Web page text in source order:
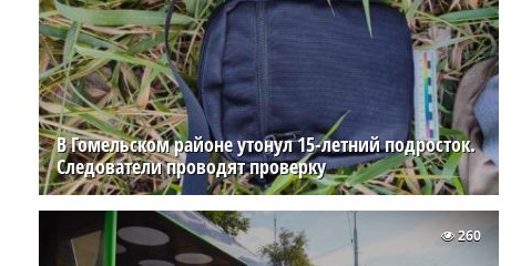
В Гомельском районе утонул 15-летний подросток.
Следователи проводят проверку
260